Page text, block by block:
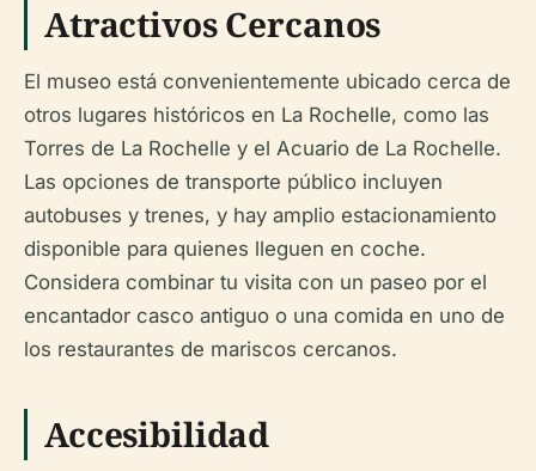
Atractivos Cercanos
El museo está convenientemente ubicado cerca de
otros lugares históricos en La Rochelle, como las
Torres de La Rochelle y el Acuario de La Rochelle.
Las opciones de transporte público incluyen
autobuses y trenes, y hay amplio estacionamiento
disponible para quienes lleguen en coche.
Considera combinar tu visita con un paseo por el
encantador casco antiguo o una comida en uno de
los restaurantes de mariscos cercanos.
Accesibilidad